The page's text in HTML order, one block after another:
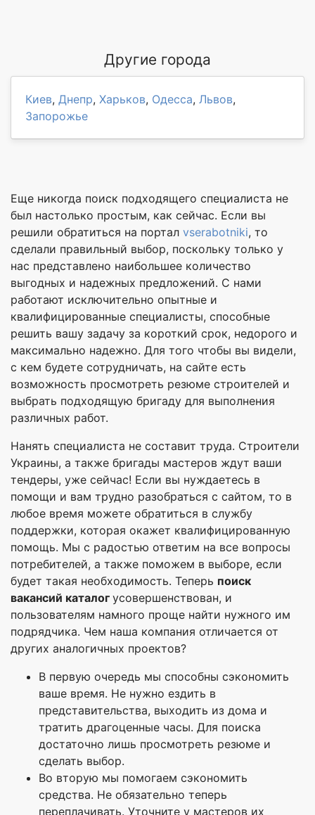
Другие города
Киев, Днепр, Харьков, Одесса, Львов,
Запорожье
Еще никогда поиск подходящего специалиста не
был настолько простым, как сейчас. Если вы
решили обратиться на портал vserabotniki, то
сделали правильный выбор, поскольку только у
нас представлено наибольшее количество
выгодных и надежных предложений. С нами
работают исключительно опытные и
квалифицированные специалисты, способные
решить вашу задачу за короткий срок, недорого и
максимально надежно. Для того чтобы вы видели,
с кем будете сотрудничать, на сайте есть
возможность просмотреть резюме строителей и
выбрать подходящую бригаду для выполнения
различных работ.
Нанять специалиста не составит труда. Строители
Украины, а также бригады мастеров ждут ваши
тендеры, уже сейчас! Если вы нуждаетесь в
помощи и вам трудно разобраться с сайтом, то в
любое время можете обратиться в службу
поддержки, которая окажет квалифицированную
помощь. Мы с радостью ответим на все вопросы
потребителей, а также поможем в выборе, если
будет такая необходимость. Теперь поиск
вакансий каталог усовершенствован, и
пользователям намного проще найти нужного им
подрядчика. Чем наша компания отличается от
других аналогичных проектов?
В первую очередь мы способны сэкономить
ваше время. Не нужно ездить в
представительства, выходить из дома и
тратить драгоценные часы. Для поиска
достаточно лишь просмотреть резюме и
сделать выбор.
Во вторую мы помогаем сэкономить
средства. Не обязательно теперь
переплачивать. Уточните у мастеров их